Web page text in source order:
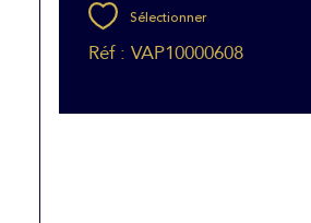
Sélectionner
Réf : VAP10000608